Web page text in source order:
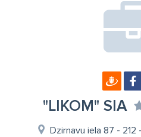
"LIKOM" SIA
Dzirnavu iela 87 - 212